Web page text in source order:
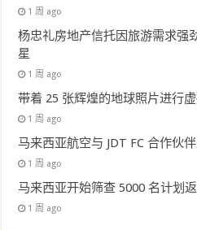
1 周 ago
杨忠礼房地产信托因旅游需求强
星
1 周 ago
带着 25 张辉煌的地球照片进行
1 周 ago
马来西亚航空与 JDT FC 合作伙
1 周 ago
马来西亚开始筛查 5000 名计划
1 周 ago